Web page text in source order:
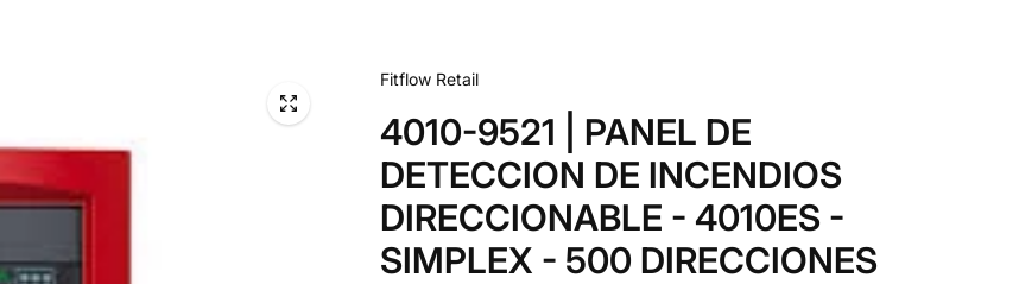
Fitflow Retail
4010-9521 | PANEL DE
DETECCION DE INCENDIOS
DIRECCIONABLE - 4010ES -
SIMPLEX - 500 DIRECCIONES